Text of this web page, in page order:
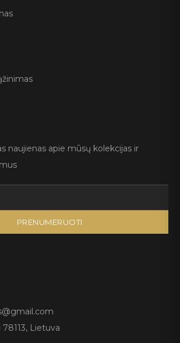
naujienas apie mūsų kolekcijas ir
PRENUMERUOTI
78113, Lietuva